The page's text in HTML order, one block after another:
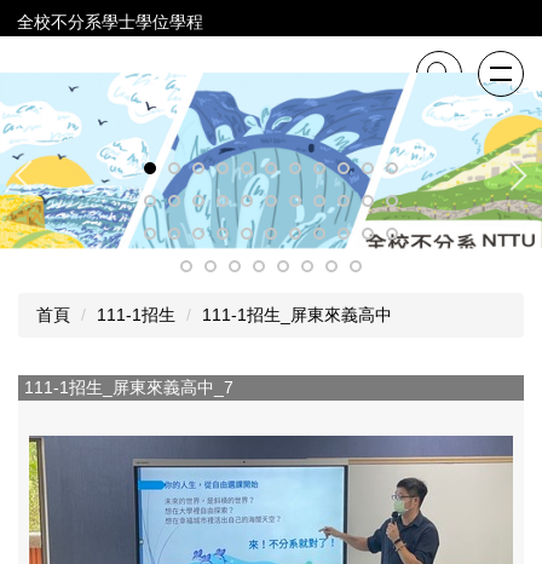
跳
到
內
容
區
全校不分系學士學位學程
首頁 111-1招生 111-1招生_屏東來義高中
111-1招生_屏東來義高中_7